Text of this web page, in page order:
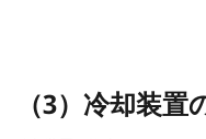
（3）冷却装置